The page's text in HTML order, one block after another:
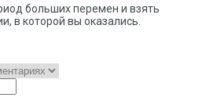
больших перемен и взять
в которой вы оказались.